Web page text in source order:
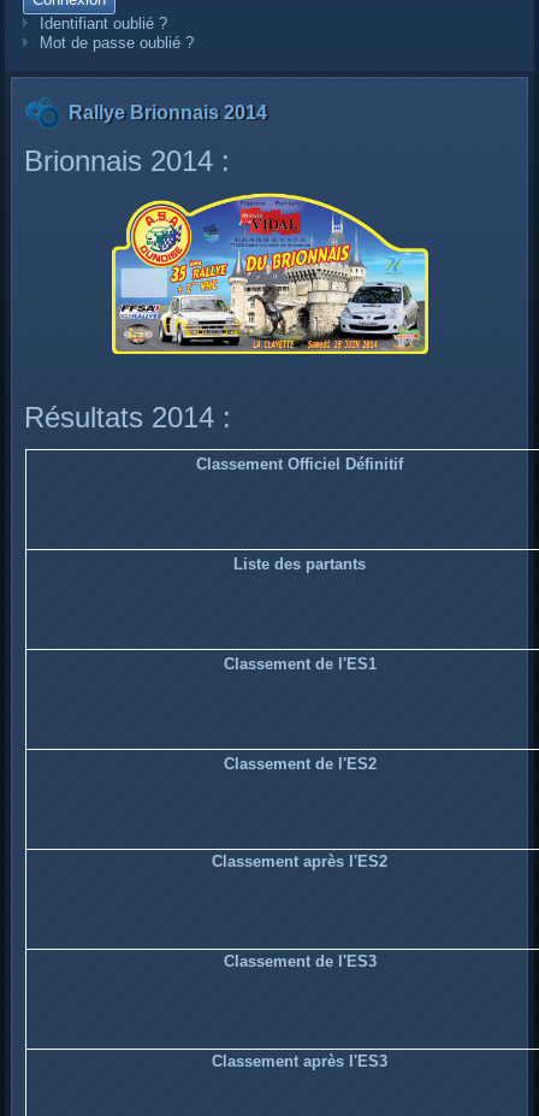
Identifiant oublié ?
Mot de passe oublié ?
Rallye Brionnais 2014
Brionnais 2014 :
Résultats 2014 :
Classement Officiel Définitif
Liste des partants
Classement de l'ES1
Classement de l'ES2
Classement après l'ES2
Classement de l'ES3
Classement après l'ES3